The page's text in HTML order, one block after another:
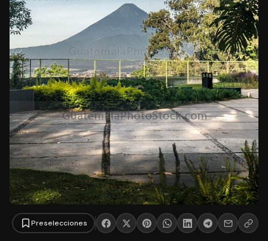
Preselecciones